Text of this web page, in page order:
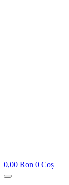
0,00 Ron 0 Coș